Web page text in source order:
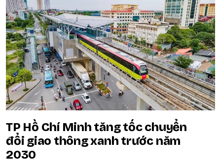
TP Hồ Chí Minh tăng tốc chuyển
đổi giao thông xanh trước năm
2030